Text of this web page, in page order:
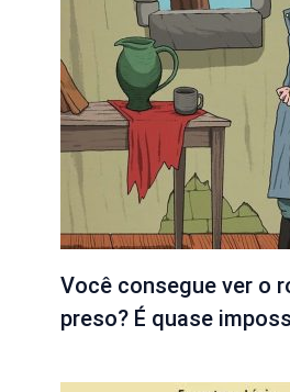
Você consegue ver o
preso? É quase